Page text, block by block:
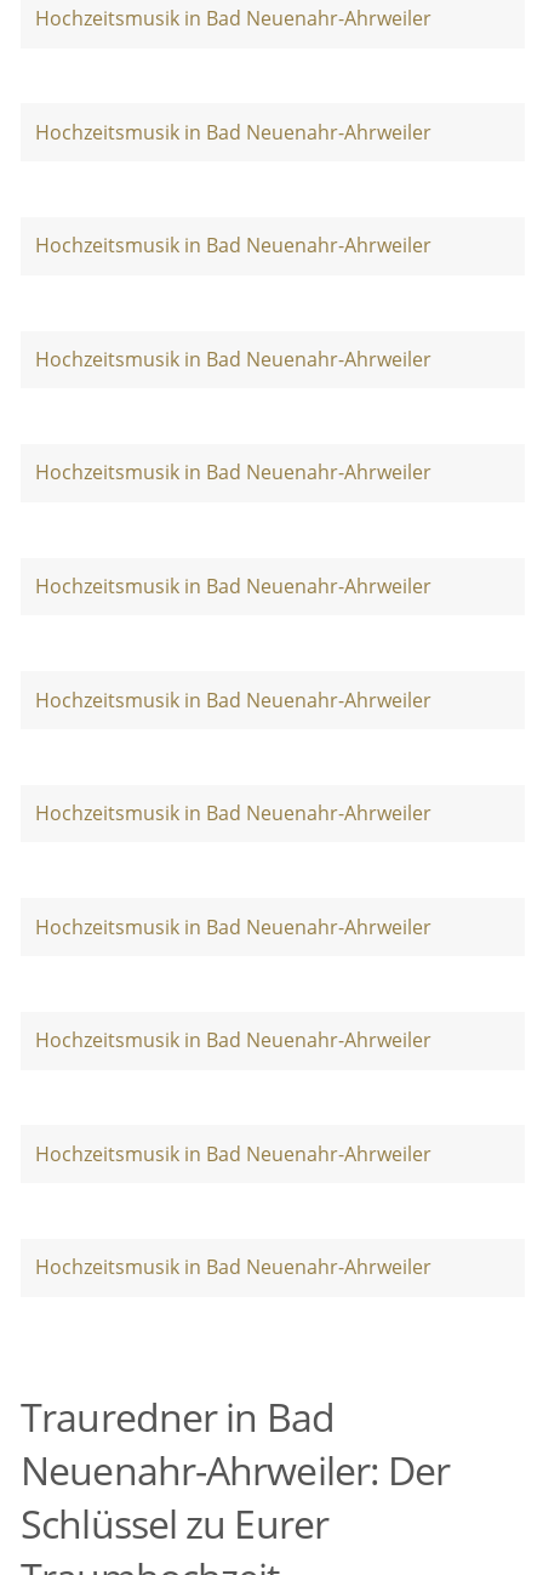
Hochzeitsmusik in Bad Neuenahr-Ahrweiler
Hochzeitsmusik in Bad Neuenahr-Ahrweiler
Hochzeitsmusik in Bad Neuenahr-Ahrweiler
Hochzeitsmusik in Bad Neuenahr-Ahrweiler
Hochzeitsmusik in Bad Neuenahr-Ahrweiler
Hochzeitsmusik in Bad Neuenahr-Ahrweiler
Hochzeitsmusik in Bad Neuenahr-Ahrweiler
Hochzeitsmusik in Bad Neuenahr-Ahrweiler
Hochzeitsmusik in Bad Neuenahr-Ahrweiler
Hochzeitsmusik in Bad Neuenahr-Ahrweiler
Hochzeitsmusik in Bad Neuenahr-Ahrweiler
Hochzeitsmusik in Bad Neuenahr-Ahrweiler
Trauredner in Bad
Neuenahr-Ahrweiler: Der
Schlüssel zu Eurer